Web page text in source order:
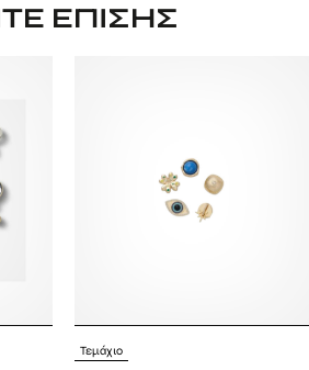
ΕΠΊΣΗΣ
Τεμάχιο